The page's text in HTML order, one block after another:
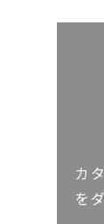
カ
を